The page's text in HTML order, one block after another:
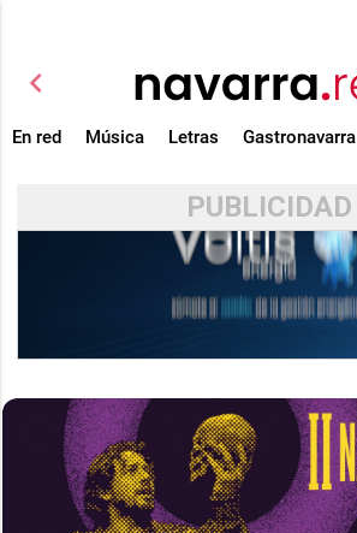
chevron_left
En red Música Letras Gastronavarra
PUBLICIDAD